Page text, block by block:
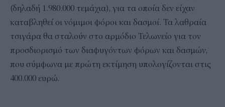
(δηλαδή 1.980.000 τεμάχια), για τα οποία δεν είχαν
καταβληθεί οι νόμιμοι φόροι και δασμοί. Τα λαθραία
τσιγάρα θα σταλούν στο αρμόδιο Τελωνείο για τον
προσδιορισμό των διαφυγόντων φόρων και δασμών,
που σύμφωνα με πρώτη εκτίμηση υπολογίζονται στις
400.000 ευρώ.